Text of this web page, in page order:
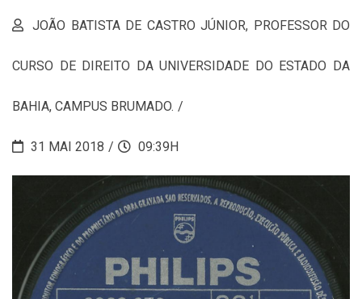
JOÃO BATISTA DE CASTRO JÚNIOR, PROFESSOR DO
CURSO DE DIREITO DA UNIVERSIDADE DO ESTADO DA
BAHIA, CAMPUS BRUMADO.
31 MAI 2018 09:39H